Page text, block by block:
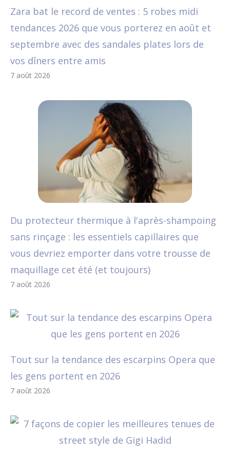
Zara bat le record de ventes : 5 robes midi
tendances 2026 que vous porterez en août et
septembre avec des sandales plates lors de
vos dîners entre amis
7 août 2026
Du protecteur thermique à l'après-shampoing
sans rinçage : les essentiels capillaires que
vous devriez emporter dans votre trousse de
maquillage cet été (et toujours)
7 août 2026
Tout sur la tendance des escarpins Opera que
les gens portent en 2026
7 août 2026